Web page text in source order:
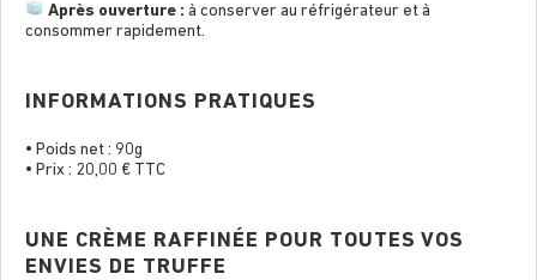
Après ouverture : à conserver au réfrigérateur et à
consommer rapidement.
INFORMATIONS PRATIQUES
• Poids net : 90g
• Prix : 20,00 € TTC
UNE CRÈME RAFFINÉE POUR TOUTES VOS
ENVIES DE TRUFFE